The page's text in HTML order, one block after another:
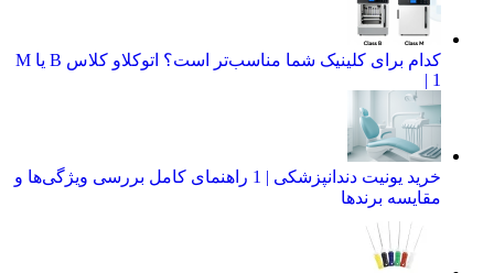
کدام برای کلینیک شما مناسب‌تر است؟ اتوکلاو کلاس B یا M
| 1
خرید یونیت دندانپزشکی | 1 راهنمای کامل بررسی ویژگی‌ها و
مقایسه برندها